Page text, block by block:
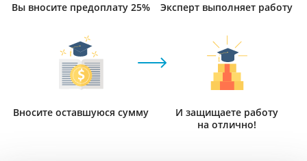
Вы вносите предоплату 25% Эксперт выполняет работу
Вносите оставшуюся сумму
И защищаете работу
на отлично!